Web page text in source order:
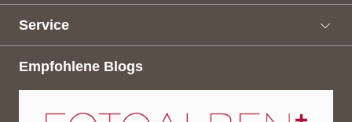
Service
Empfohlene Blogs